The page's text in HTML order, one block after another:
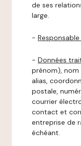
de ses
large.
-
- Données
prénom), nom
alias,
postale,
courrier
contact et
entreprise de
échéant.